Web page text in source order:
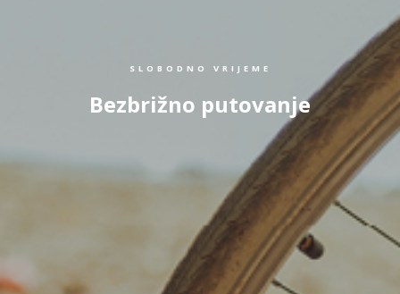
SLOBODNO VRIJEME
Bezbrižno putovanje